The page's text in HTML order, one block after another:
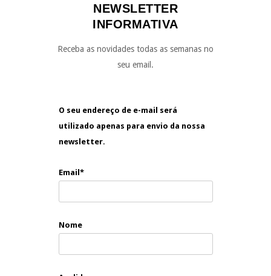
NEWSLETTER
INFORMATIVA
Receba as novidades todas as semanas no
seu email.
O seu endereço de e-mail será
utilizado apenas para envio da nossa
newsletter.
Email*
Nome